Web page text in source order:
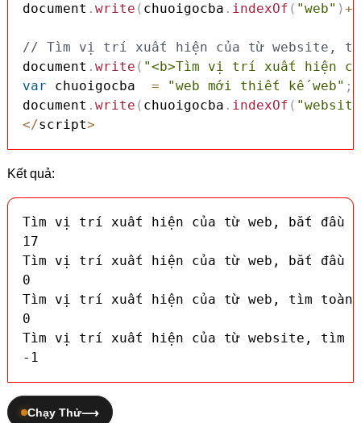
document . write ( chuoigocba . indexOf ( "web" )+
// Tìm vị trí xuất hiện của từ website,
document . write ( "<b>Tìm vị trí xuất hiện
var chuoigocba = "web mới thiết kế web" ;
document . write ( chuoigocba . indexOf (
</script>
Kết quả:
Tìm vị trí xuất hiện của từ web, bắt
17
Tìm vị trí xuất hiện của từ web, bắt
0
Tìm vị trí xuất hiện của từ web, tìm toàn
0
Tìm vị trí xuất hiện của từ website, tìm
-1
Chạy Thử